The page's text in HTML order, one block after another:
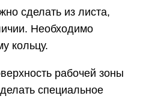
сделать из листа,
Необходимо
кольцу.
рабочей зоны
специальное